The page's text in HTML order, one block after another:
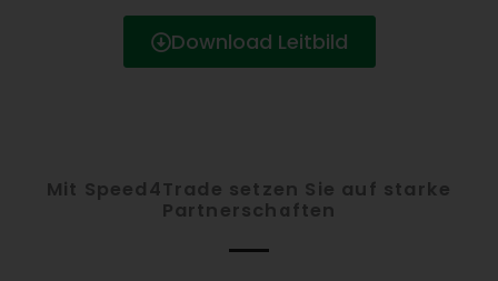
Download Leitbild
Mit Speed4Trade setzen Sie auf starke
Partnerschaften